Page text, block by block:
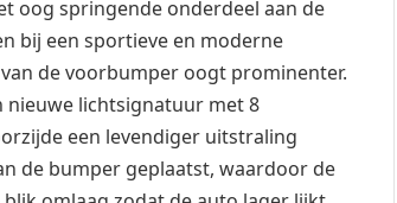
oog springende onderdeel aan de
bij een sportieve en moderne
de voorbumper oogt prominenter.
nieuwe lichtsignatuur met 8
een levendiger uitstraling
de bumper geplaatst, waardoor de